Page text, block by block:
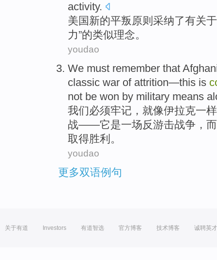
activity.
美国新的平叛原则采纳了有关于
力”的类似理念。
youdao
We must remember that
classic war of attrition—this is
not be won by military means
我们必须牢记 ， 就像伊拉克一样
战——它是一场反游击战争 ，
取得胜利 。
youdao
更多双语例句
关于有道 Investors 有道智选 官方博客 技术博客 诚聘英才